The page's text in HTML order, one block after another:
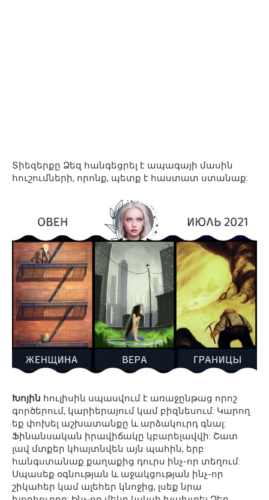
Տիեզերքը Ձեզ հանգեցրել է ապագայի մասին
հուշումների, որոնք, պետք է հաստատ ստանաք:
Խոյին հուլիսին սպասվում է առաջընթաց որոշ
գործերում, կարիերայում կամ բիզնեսում: Կարող
եք փոխել աշխատանքը և արձակուրդ գնալ:
Ֆինանսական իրավիճակը կբարելավվի: Շատ
լավ մտքեր կհայտնվեն այն պահին, երբ
հանգստանաք քաղաքից դուրս ինչ-որ տեղում:
Սպասեք օգնության և աջակցության ինչ-որ
շիկահեր կամ ալեհեր կնոջից, լսեք նրա